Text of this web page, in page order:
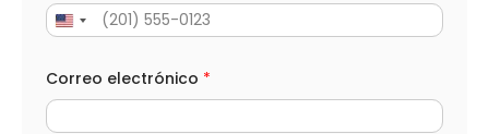
Correo electrónico *